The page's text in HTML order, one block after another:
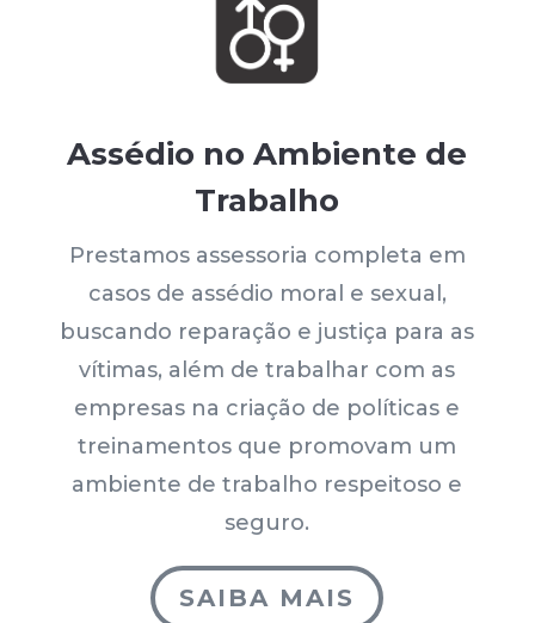
Assédio no Ambiente de
Trabalho
Prestamos assessoria completa em
casos de assédio moral e sexual,
buscando reparação e justiça para as
vítimas, além de trabalhar com as
empresas na criação de políticas e
treinamentos que promovam um
ambiente de trabalho respeitoso e
seguro.
SAIBA MAIS